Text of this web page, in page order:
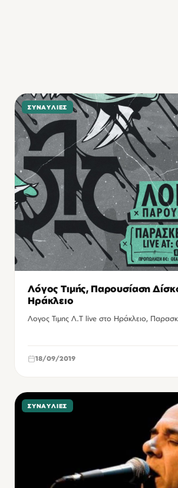
ΣΥΝΑΥΛΊΕΣ
Λόγος Τιμής, Παρουσίαση
Ηράκλειο
Λογος Τιμης Λ.Τ live στο Ηράκλειο,
18/09/2019
ΣΥΝΑΥΛΊΕΣ